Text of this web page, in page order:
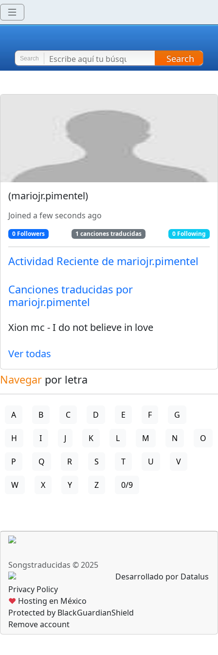
Search Search
(mariojr.pimentel)
Joined a few seconds ago
0Followers 1 canciones traducidas 0 Following
Actividad Reciente de mariojr.pimentel
Canciones traducidas por
mariojr.pimentel
Xion mc -I do not believe in love
Ver todas
Navegar por letra
A B C D E F G
H I J K L M N O
P Q R S T U V
W X Y Z 0/9
Songstraducidas © 2025
Desarrollado por Datalus
Privacy Policy
♥ Hosting en México
Protected by BlackGuardianShield
Remove account